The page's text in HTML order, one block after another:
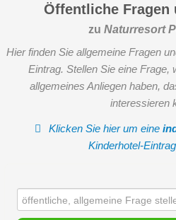
Entspannen Sie in Ihrer privaten
Infrarotstrahlen oder in der
WLAN, Bluetooth-Lautsprecher,
laden dazu ein, Körper und
verwöhnen. Ski-In, Ski-Out im
Yogaplattform am Waldrand
perfekten Rückzugsort für Ruhe
Öffentliche Fragen
zu Naturresort
Hier finden Sie allgemeine Fragen
Eintrag. Stellen Sie eine Frage,
allgemeines Anliegen haben,
interessieren
Klicken Sie hier um eine
Kinderhotel-